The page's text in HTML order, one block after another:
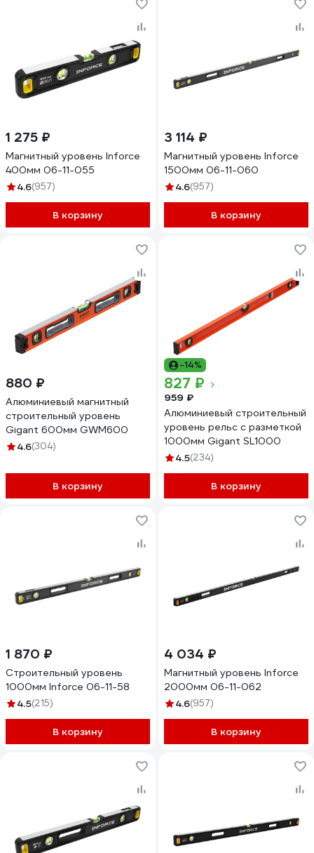
1 275 ₽
Магнитный уровень Inforce
400мм 06-11-055
4.6(957)
В корзину
3 114 ₽
Магнитный уровень Inforce
1500мм 06-11-060
4.6(957)
В корзину
880 ₽
Алюминиевый магнитный
строительный уровень
Gigant 600мм GWM600
4.6(304)
В корзину
-14%
827 ₽
959 ₽
Алюминиевый строительный
уровень рельс с разметкой
1000мм Gigant SL1000
4.5(234)
В корзину
1 870 ₽
Строительный уровень
1000мм Inforce 06-11-58
4.5(215)
В корзину
4 034 ₽
Магнитный уровень Inforce
2000мм 06-11-062
4.6(957)
В корзину